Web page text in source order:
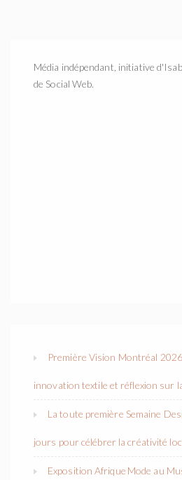
Média indépendant, initiative
de Social Web.
Première Vision Montréal 2026
innovation textile et réflexion sur
La toute première Semaine
jours pour célébrer la créativité
Exposition Afrique Mode au